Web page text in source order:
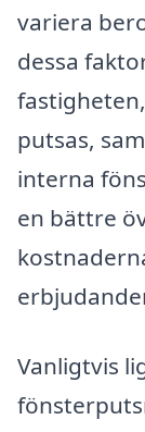
variera
dessa
putsas,
interna
en bättre
Vanligtvis